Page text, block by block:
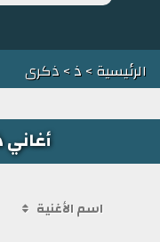
الرئيسية>ذ> ذكرى
أغاني
اسم الأغنية